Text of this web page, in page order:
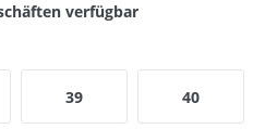
verfügbar
39 40